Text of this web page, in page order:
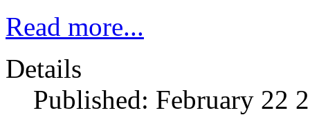
Read more...
Details
Published: February 22